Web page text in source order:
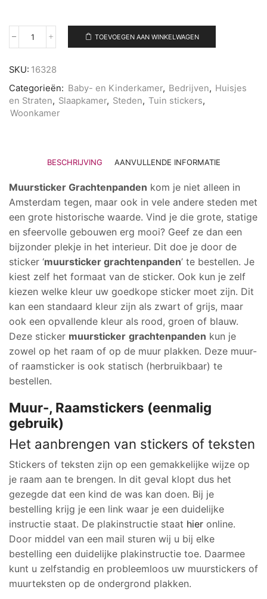
Muursticker
TOEVOEGEN AAN WINKELWAGEN
SKU: 16328
Categorieën: Baby- en Kinderkamer, Bedrijven, Huisjes
en Straten, Slaapkamer, Steden, Tuin stickers,
Woonkamer
BESCHRIJVING AANVULLENDE INFORMATIE
Muursticker Grachtenpanden kom je niet alleen in
Amsterdam tegen, maar ook in vele andere steden met
een grote historische waarde. Vind je die grote, statige
en sfeervolle gebouwen erg mooi? Geef ze dan een
bijzonder plekje in het interieur. Dit doe je door de
sticker ‘muursticker grachtenpanden’ te bestellen. Je
kiest zelf het formaat van de sticker. Ook kun je zelf
kiezen welke kleur uw goedkope sticker moet zijn. Dit
kan een standaard kleur zijn als zwart of grijs, maar
ook een opvallende kleur als rood, groen of blauw.
Deze sticker muursticker grachtenpanden kun je
zowel op het raam of op de muur plakken. Deze muur-
of raamsticker is ook statisch (herbruikbaar) te
bestellen.
Muur-, Raamstickers (eenmalig
gebruik)
Het aanbrengen van stickers of teksten
Stickers of teksten zijn op een gemakkelijke wijze op
je raam aan te brengen. In dit geval klopt dus het
gezegde dat een kind de was kan doen. Bij je
bestelling krijg je een link waar je een duidelijke
instructie staat. De plakinstructie staat hier online.
Door middel van een mail sturen wij u bij elke
bestelling een duidelijke plakinstructie toe. Daarmee
kunt u zelfstandig en probleemloos uw muurstickers of
muurteksten op de ondergrond plakken.